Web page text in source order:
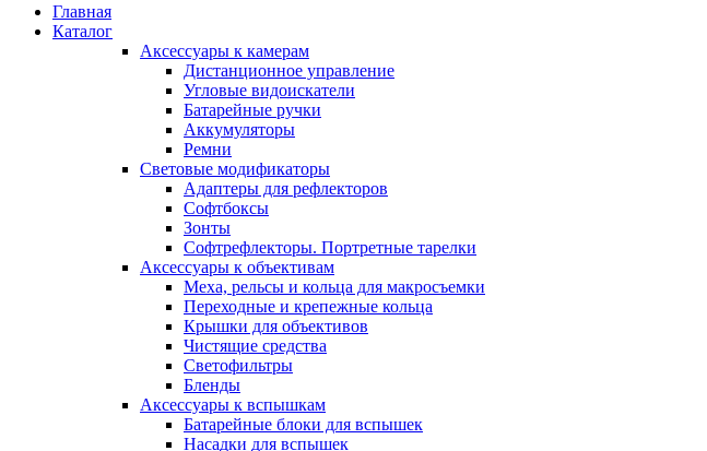
Главная
Каталог
Аксессуары к камерам
Дистанционное управление
Угловые видоискатели
Батарейные ручки
Аккумуляторы
Ремни
Световые модификаторы
Адаптеры для рефлекторов
Софтбоксы
Зонты
Софтрефлекторы. Портретные тарелки
Аксессуары к объективам
Меха, рельсы и кольца для макросъемки
Переходные и крепежные кольца
Крышки для объективов
Чистящие средства
Светофильтры
Бленды
Аксессуары к вспышкам
Батарейные блоки для вспышек
Насадки для вспышек